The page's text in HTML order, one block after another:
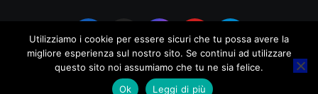
Copyright © All rights reserved |Blogus
Utilizziamo i cookie per essere sicuri che tu possa avere la
migliore esperienza sul nostro sito. Se continui ad utilizzare
questo sito noi assumiamo che tu ne sia felice.
Ok
Leggi di più